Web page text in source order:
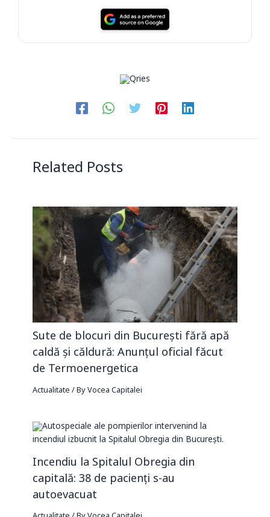
Related Posts
Sute de blocuri din București fără apă
caldă și căldură: Anunțul oficial făcut
de Termoenergetica
Actualitate / ByVocea Capitalei
Incendiu la Spitalul Obregia din
capitală: 38 de pacienți s-au
autoevacuat